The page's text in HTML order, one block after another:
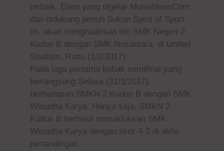
terbaik. Even yang digelar MuriaNewsCom
dan didukung penuh Sukun Spirit of Sport
ini, akan menghadirkan tim SMK Negeri 2
Kudus B dengan SMK Nusantara, di United
Stadium, Rabu (1/2/2017).
Pada laga pertama babak semifinal yang
berlangsung Selasa (31/1/2017),
berhadapan SMKN 2 Kudus B dengan SMK
Wisudha Karya. Hanya saja, SMKN 2
Kudus B berhasil menaklukkan SMK
Wisudha Karya dengan skor 4-2 di akhir
pertandingan.